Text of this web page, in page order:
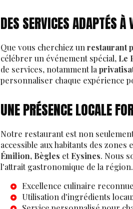
DES SERVICES ADAPTÉS À
Que vous cherchiez unrestaurant
célébrer un événement spécial, Le
de services, notamment la
personnaliser chaque expérience
UNE PRÉSENCE LOCALE
Notre restaurant est non
accessible aux habitants des
Émilion, Bègles etEysines. Nous
l'attrait gastronomique de la région.
Excellence culinaire
Utilisation d'ingrédients